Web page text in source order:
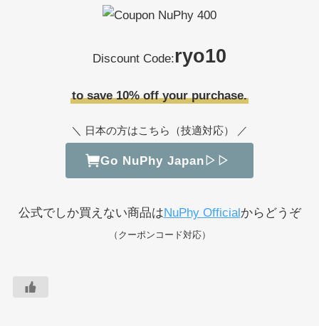
Discount Code:ryo10
to save 10% off your purchase.
＼ 日本の方はこちら（技適対応） ／
Go NuPhy Japan▷▷
公式でしか買えない商品はNuPhy Official からどうぞ
（クーポンコード対応）